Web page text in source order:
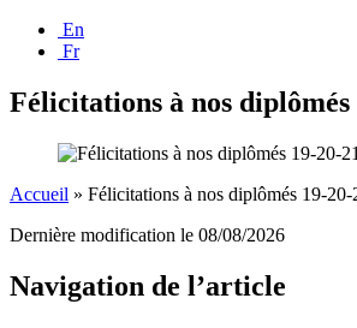
En
Fr
Félicitations à nos diplômés
Accueil » Félicitations à nos diplômés 19-20-
Dernière modification le 08/08/2026
Navigation de l’article